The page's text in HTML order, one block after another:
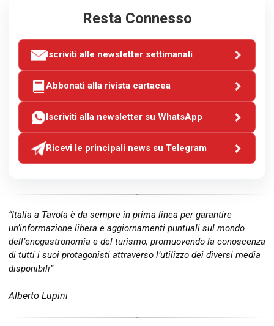
Resta Connesso
Iscriviti alle newsletter settimanali
Abbonati alla rivista cartacea
Iscriviti alla newsletter su WhatsApp
Ricevi le principali news su Telegram
“Italia a Tavola è da sempre in prima linea per garantire
un’informazione libera e aggiornamenti puntuali sul mondo
dell’enogastronomia e del turismo, promuovendo la conoscenza
di tutti i suoi protagonisti attraverso l’utilizzo dei diversi media
disponibili”
Alberto Lupini